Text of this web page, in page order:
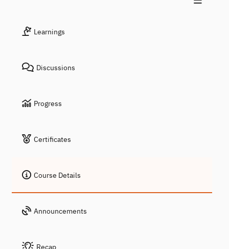
Learnings
Discussions
Progress
Certificates
Course Details
Announcements
Recap